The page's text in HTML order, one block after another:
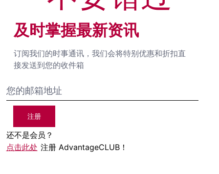
及时掌握最新资讯
订阅我们的时事通讯，我们会将特别优惠和折扣直
接发送到您的收件箱
注册
还不是会员？
点击此处 注册 AdvantageCLUB！